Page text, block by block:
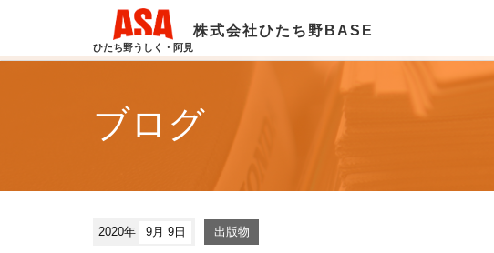
ひたち野うしく・阿見
株式会社ひたち野BASE
ブログ
2020年 9月 9日 出版物